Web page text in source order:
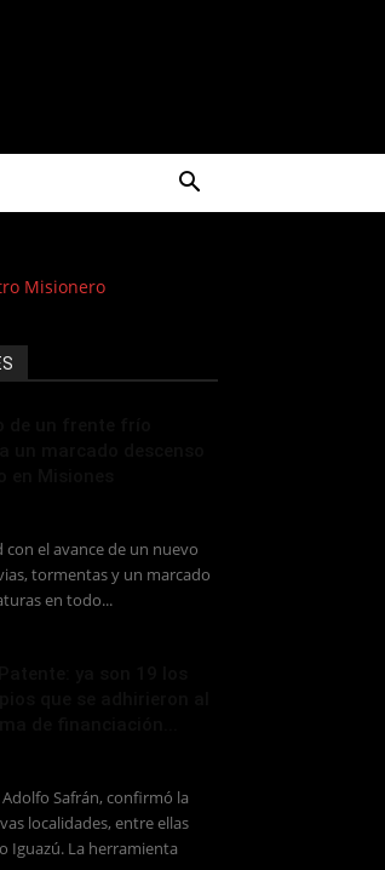
el avance de un nuevo
tormentas y un marcado
en todo...
Safrán, confirmó la
localidades, entre ellas
Iguazú. La herramienta